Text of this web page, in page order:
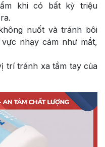
khi có bất kỳ triệu
nuốt và tránh bôi
nhạy cảm như mắt,
trí tránh xa tầm tay của